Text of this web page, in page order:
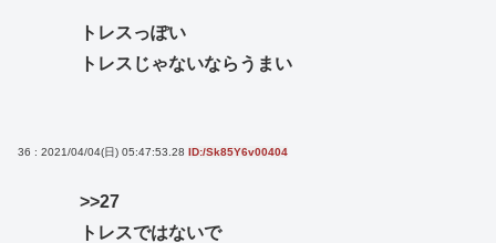
トレスっぽい
トレスじゃないならうまい
36 : 2021/04/04(日) 05:47:53.28 ID:/Sk85Y6v00404
>>27
トレスではないで